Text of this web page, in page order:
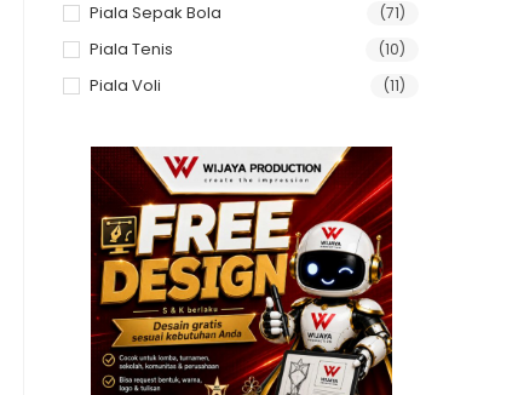
Piala Sepak Bola (71)
Piala Tenis (10)
Piala Voli (11)